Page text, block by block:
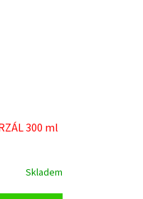
300 ml
Skladem